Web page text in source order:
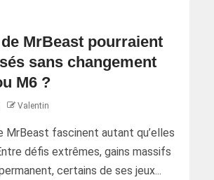
MrBeast pourraient
sans changement
M6 ?
Valentin
MrBeast fascinent autant qu’elles
défis extrêmes, gains massifs
certains de ses jeux...